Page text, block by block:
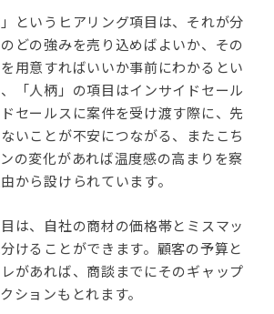
」というヒアリング項目は、それが分
どの強みを売り込めばよいか、その
用意すればいいか事前にわかるとい
「人柄」の項目はインサイドセール
セールスに案件を受け渡す際に、先
いことが不安につながる、またこち
の変化があれば温度感の高まりを察
から設けられています。
目は、自社の商材の価格帯とミスマッ
けることができます。顧客の予算と
があれば、商談までにそのギャップ
ションもとれます。